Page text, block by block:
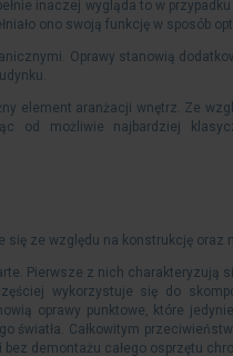
inaczej wygląda to w
ono swoją funkcję w sposób
Oprawy stanowią
element aranżacji wnętrz. Ze
od możliwie najbardziej
się ze względu na konstrukcję
Pierwsze z nich charakteryzują
wykorzystuje się do
oprawy punktowe, które
światła. Całkowitym
demontażu całego osprzętu